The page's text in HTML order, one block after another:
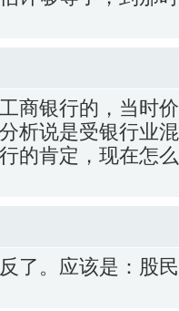
商银行的，当时
析说是受银行业
的肯定，现在怎
了。应该是：股